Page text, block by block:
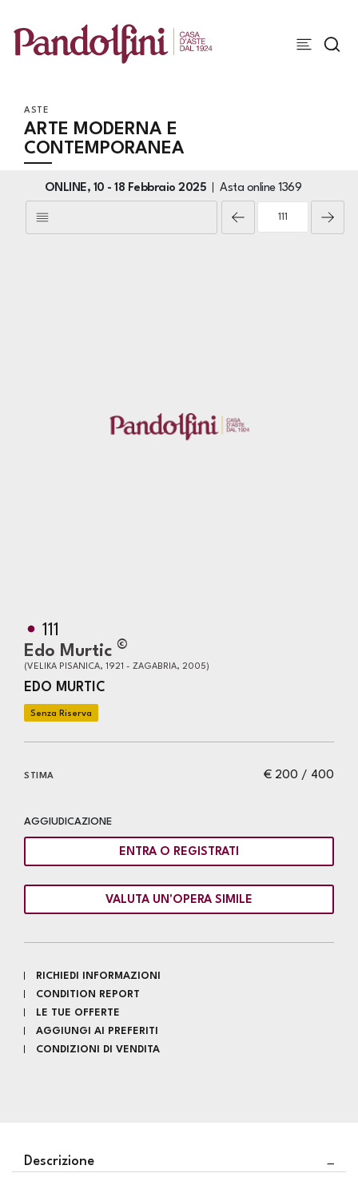
ASTE
ARTE MODERNA E
CONTEMPORANEA
ONLINE, 10 -18 Febbraio 2025 Asta online1369
111
Edo Murtic ©
(VELIKA PISANICA, 1921 - ZAGABRIA, 2005)
EDO MURTIC
€ 200 / 400
STIMA
AGGIUDICAZIONE
ENTRA O REGISTRATI
VALUTA UN'OPERA SIMILE
RICHIEDI INFORMAZIONI
CONDITION REPORT
LE TUE OFFERTE
AGGIUNGI AI PREFERITI
CONDIZIONI DI VENDITA
Descrizione